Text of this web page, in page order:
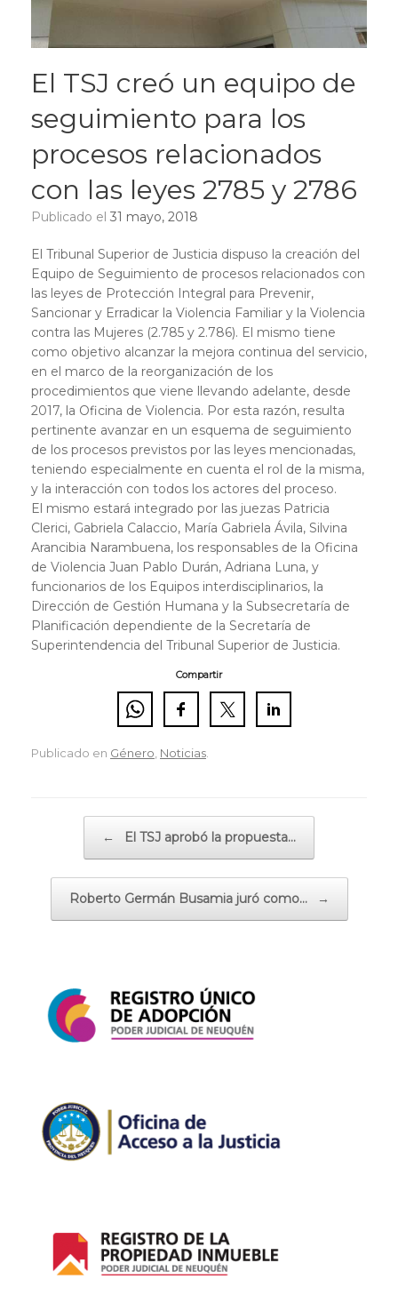
El TSJ creó un equipo de
seguimiento para los
procesos relacionados
con las leyes 2785 y 2786
Publicado el 31 mayo, 2018
El Tribunal Superior de Justicia dispuso la creación del
Equipo de Seguimiento de procesos relacionados con
las leyes de Protección Integral para Prevenir,
Sancionar y Erradicar la Violencia Familiar y la Violencia
contra las Mujeres (2.785 y 2.786). El mismo tiene
como objetivo alcanzar la mejora continua del servicio,
en el marco de la reorganización de los
procedimientos que viene llevando adelante, desde
2017, la Oficina de Violencia. Por esta razón, resulta
pertinente avanzar en un esquema de seguimiento
de los procesos previstos por las leyes mencionadas,
teniendo especialmente en cuenta el rol de la misma,
y la interacción con todos los actores del proceso.
El mismo estará integrado por las juezas Patricia
Clerici, Gabriela Calaccio, María Gabriela Ávila, Silvina
Arancibia Narambuena, los responsables de la Oficina
de Violencia Juan Pablo Durán, Adriana Luna, y
funcionarios de los Equipos interdisciplinarios, la
Dirección de Gestión Humana y la Subsecretaría de
Planificación dependiente de la Secretaría de
Superintendencia del Tribunal Superior de Justicia.
Compartir
Publicado en Género Noticias
← El TSJ aprobó la propuesta…
Roberto Germán Busamia juró como… →